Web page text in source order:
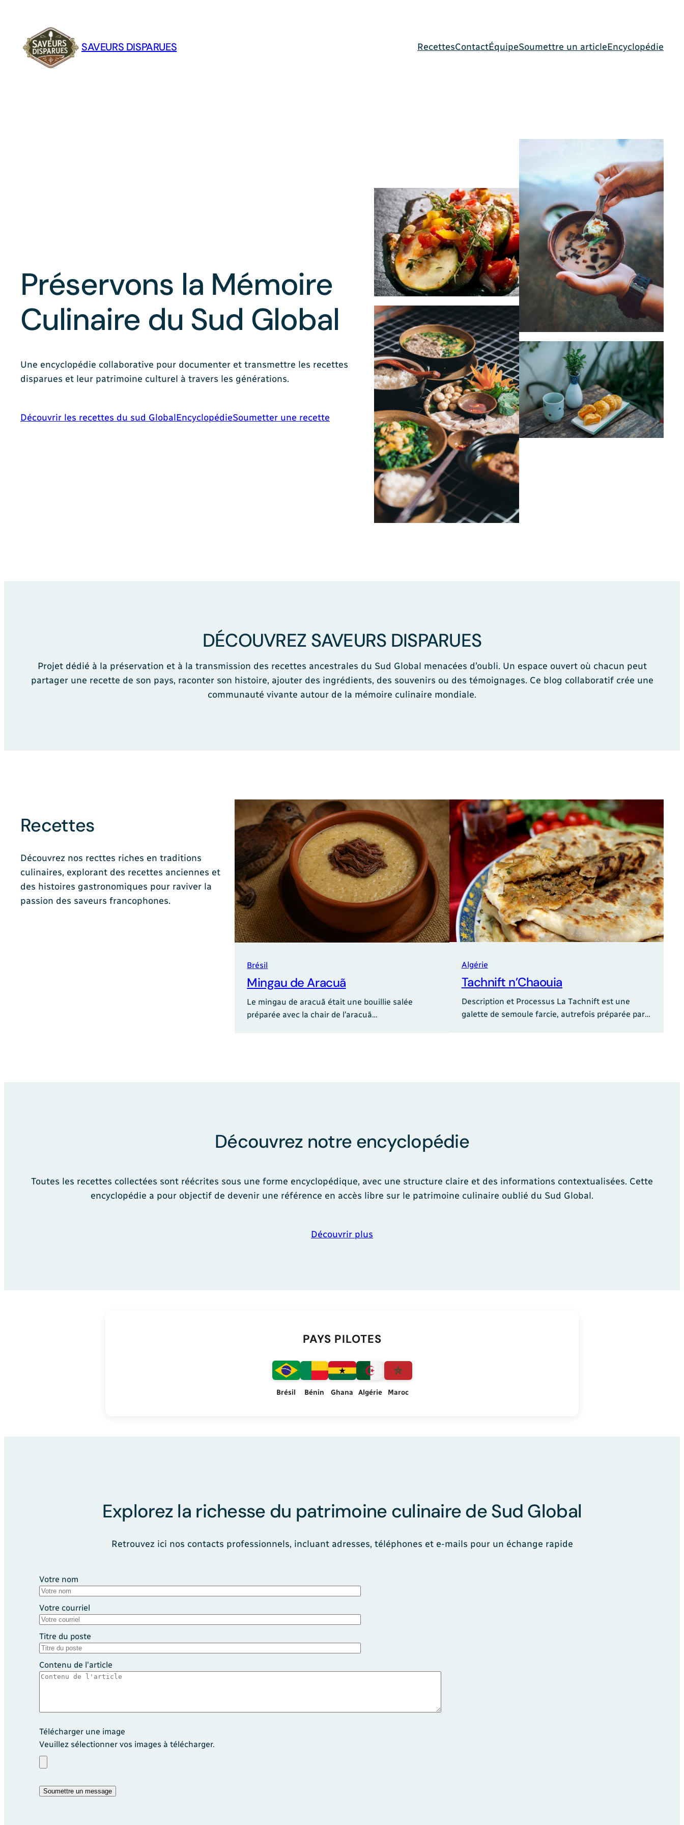
contenu
SAVEURS DISPARUES RecettesContactÉquipeSoumettre un articleEncyclopédie
Préservons la Mémoire
Culinaire du Sud Global
Une encyclopédie collaborative pour documenter et transmettre les recettes
disparues et leur patrimoine culturel à travers les générations.
Découvrir les recettes du sud GlobalEncyclopédieSoumetter une recette
DÉCOUVREZ SAVEURS DISPARUES
Projet dédié à la préservation et à la transmission des recettes ancestrales du Sud Global menacées d’oubli. Un espace ouvert où chacun peut
partager une recette de son pays, raconter son histoire, ajouter des ingrédients, des souvenirs ou des témoignages. Ce blog collaboratif crée une
communauté vivante autour de la mémoire culinaire mondiale.
Recettes
Découvrez nos recttes riches en traditions
culinaires, explorant des recettes anciennes et
des histoires gastronomiques pour raviver la
passion des saveurs francophones.
Brésil
Mingau de Aracuã
Le mingau de aracuã était une bouillie salée
préparée avec la chair de l’aracuã…
Algérie
Tachnift n’Chaouia
Description et Processus La Tachnift est une
galette de semoule farcie, autrefois préparée par…
Découvrez notre encyclopédie
Toutes les recettes collectées sont réécrites sous une forme encyclopédique, avec une structure claire et des informations contextualisées. Cette
encyclopédie a pour objectif de devenir une référence en accès libre sur le patrimoine culinaire oublié du Sud Global.
Découvrir plus
PAYS PILOTES
Brésil Bénin Ghana Algérie Maroc
Explorez la richesse du patrimoine culinaire de Sud Global
Retrouvez ici nos contacts professionnels, incluant adresses, téléphones et e-mails pour un échange rapide
Votre nom
Votre courriel
Titre du poste
Contenu de l'article
Télécharger une image
Veuillez sélectionner vos images à télécharger.